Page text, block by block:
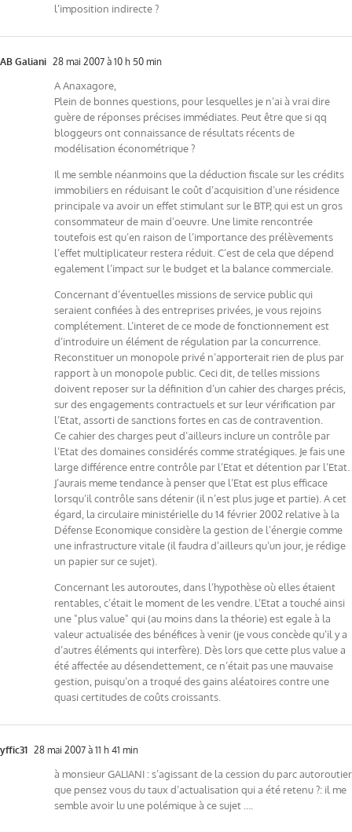
l’imposition indirecte ?
AB Galiani 28 mai 2007 à 10 h 50 min
A Anaxagore,
Plein de bonnes questions, pour lesquelles je n’ai à vrai dire
guère de réponses précises immédiates. Peut être que si qq
bloggeurs ont connaissance de résultats récents de
modélisation économétrique ?
Il me semble néanmoins que la déduction fiscale sur les crédits
immobiliers en réduisant le coût d’acquisition d’une résidence
principale va avoir un effet stimulant sur le BTP, qui est un gros
consommateur de main d’oeuvre. Une limite rencontrée
toutefois est qu’en raison de l’importance des prélèvements
l’effet multiplicateur restera réduit. C’est de cela que dépend
egalement l’impact sur le budget et la balance commerciale.
Concernant d’éventuelles missions de service public qui
seraient confiées à des entreprises privées, je vous rejoins
complétement. L’interet de ce mode de fonctionnement est
d’introduire un élément de régulation par la concurrence.
Reconstituer un monopole privé n’apporterait rien de plus par
rapport à un monopole public. Ceci dit, de telles missions
doivent reposer sur la définition d’un cahier des charges précis,
sur des engagements contractuels et sur leur vérification par
l’Etat, assorti de sanctions fortes en cas de contravention.
Ce cahier des charges peut d’ailleurs inclure un contrôle par
l’Etat des domaines considérés comme stratégiques. Je fais une
large différence entre contrôle par l’Etat et détention par l’Etat.
J’aurais meme tendance à penser que l’Etat est plus efficace
lorsqu’il contrôle sans détenir (il n’est plus juge et partie). A cet
égard, la circulaire ministérielle du 14 février 2002 relative à la
Défense Economique considère la gestion de l’énergie comme
une infrastructure vitale (il faudra d’ailleurs qu’un jour, je rédige
un papier sur ce sujet).
Concernant les autoroutes, dans l’hypothèse où elles étaient
rentables, c’était le moment de les vendre. L’Etat a touché ainsi
une "plus value" qui (au moins dans la théorie) est egale à la
valeur actualisée des bénéfices à venir (je vous concède qu’il y a
d’autres éléments qui interfère). Dès lors que cette plus value a
été affectée au désendettement, ce n’était pas une mauvaise
gestion, puisqu’on a troqué des gains aléatoires contre une
quasi certitudes de coûts croissants.
yffic31 28 mai 2007 à 11 h 41 min
à monsieur GALIANI : s’agissant de la cession du parc autoroutier
que pensez vous du taux d’actualisation qui a été retenu ?: il me
semble avoir lu une polémique à ce sujet ….